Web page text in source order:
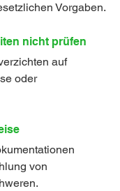
Vorgaben.
nicht prüfen
auf
oder
von